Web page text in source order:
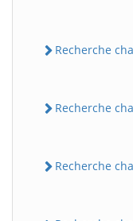
Recherche
Recherche
Recherche